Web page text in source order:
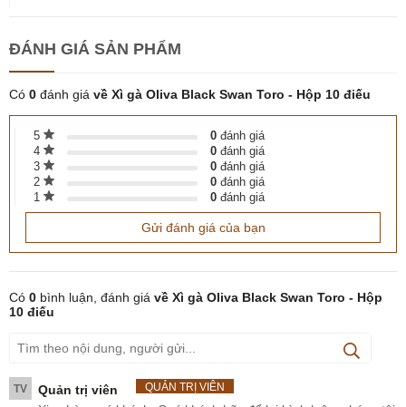
ĐÁNH GIÁ SẢN PHẨM
Có 0 đánh giá về Xì gà Oliva Black Swan Toro - Hộp 10 điếu
5 0 đánh giá
4
0 đánh giá
3
0 đánh giá
2
0 đánh giá
1
0 đánh giá
Gửi đánh giá của bạn
Có 0 bình luận, đánh giá về Xì gà Oliva Black Swan Toro - Hộp
10 điếu
TV Quản trị viên QUẢN TRỊ VIÊN